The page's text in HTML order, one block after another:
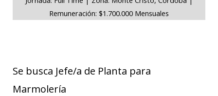
Remuneración: $1.700.000 Mensuales
Se busca Jefe/a de Planta para
Marmolería